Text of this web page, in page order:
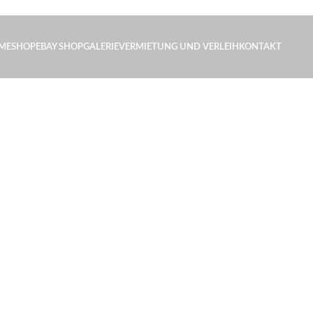
SHOPEBAY SHOPGALERIEVERMIETUNG UND VERLEIH KONTAKT